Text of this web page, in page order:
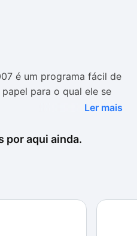
é um programa fácil de
para o qual ele se
simples de entender,
por abas e as opções
se confunda.
ou não se adaptaram
Ler mais
por aqui ainda.